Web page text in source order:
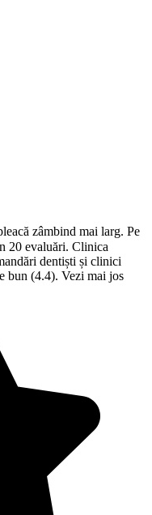
zâmbind mai larg. Pe
20 evaluări. Clinica
dentiști și clinici
bun (4.4). Vezi mai jos